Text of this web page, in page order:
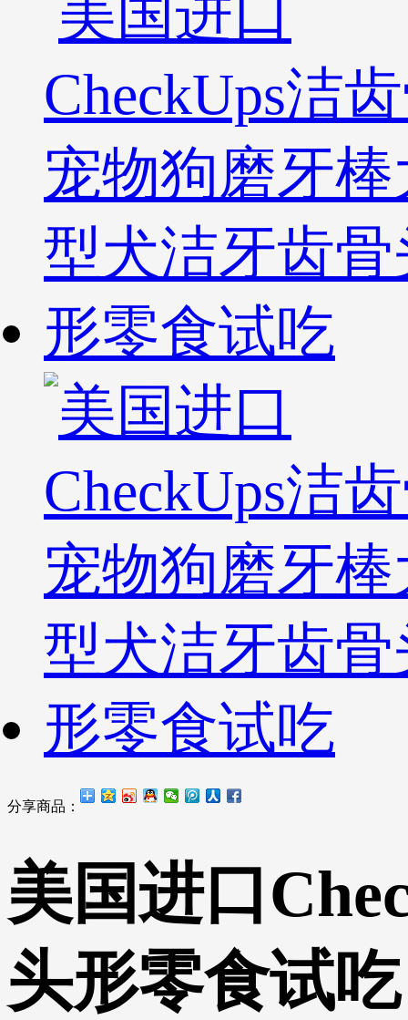
分享商品：
美国进口
头形零食试吃